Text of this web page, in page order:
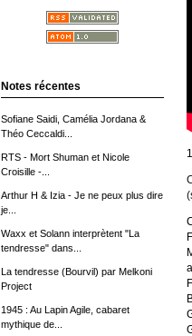
Notes récentes
Sofiane Saidi, Camélia Jordana &
Théo Ceccaldi...
RTS - Mort Shuman et Nicole
Croisille -...
Arthur H & Izia - Je ne peux plus dire
je...
Waxx et Solann interprètent "La
tendresse" dans...
La tendresse (Bourvil) par Melkoni
Project
1945 : Au Lapin Agile, cabaret
mythique de...